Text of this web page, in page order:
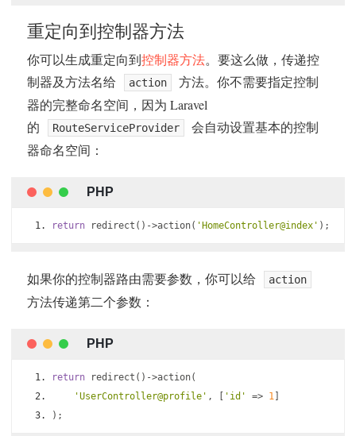
重定向到控制器方法
你可以生成重定向到控制器方法。要这么做，传递控
制器及方法名给
action
方法。你不需要指定控制
器的完整命名空间，因为 Laravel
的
RouteServiceProvider
会自动设置基本的控制
器命名空间：
return redirect ()->action( 'HomeController@index' );
如果你的控制器路由需要参数，你可以给 action
方法传递第二个参数：
return redirect ()->action(
'UserController@profile' , 'id' => 1
);